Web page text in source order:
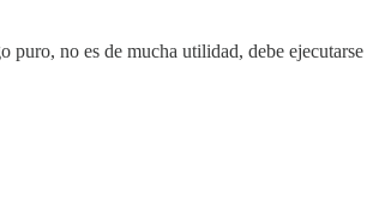
puro, no es de mucha utilidad, debe ejecutarse